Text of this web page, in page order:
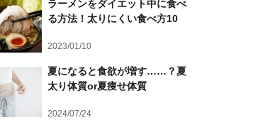
ラーメンをダイエット中に食べ
る方法！太りにくい食べ方10
2023/01/10
夏になると食欲が増す……？夏
太り体質or夏痩せ体質
2024/07/24